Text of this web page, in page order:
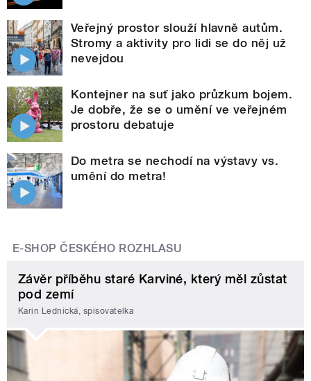
Veřejný prostor slouží hlavně autům.
Stromy a aktivity pro lidi se do něj už
nevejdou
Kontejner na suť jako průzkum bojem.
Je dobře, že se o umění ve veřejném
prostoru debatuje
Do metra se nechodí na výstavy vs.
umění do metra!
E-SHOP ČESKÉHO ROZHLASU
Závěr příběhu staré Karviné, který měl zůstat
pod zemí
Karin Lednická, spisovatelka